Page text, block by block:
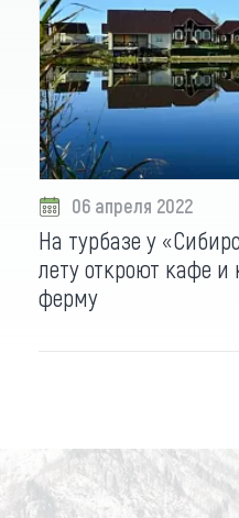
06 апреля 2022
На турбазе у
лету откроют кафе
ферму